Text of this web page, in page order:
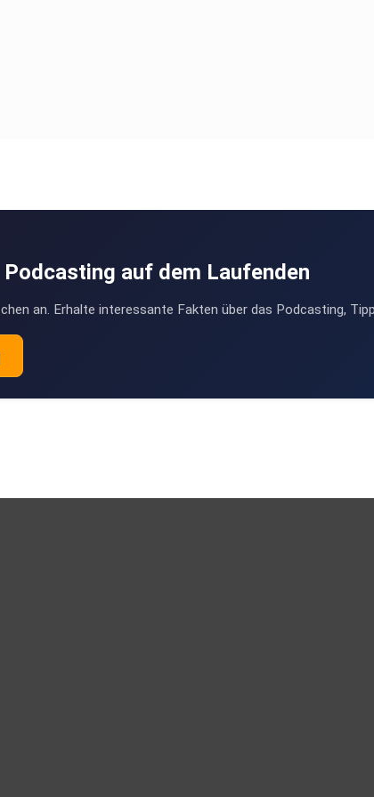
Podcasting auf dem Laufenden
an. Erhalte interessante Fakten über das Podcasting,